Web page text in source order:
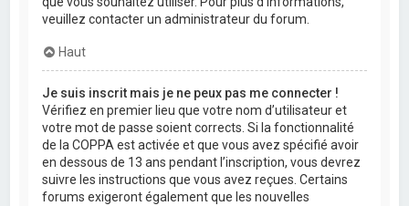
veuillez contacter un administrateur du forum.
Haut
Je suis inscrit mais je ne peux pas me connecter !
Vérifiez en premier lieu que votre nom d’utilisateur et
votre mot de passe soient corrects. Si la fonctionnalité
de la COPPA est activée et que vous avez spécifié avoir
en dessous de 13 ans pendant l’inscription, vous devrez
suivre les instructions que vous avez reçues. Certains
forums exigeront également que les nouvelles